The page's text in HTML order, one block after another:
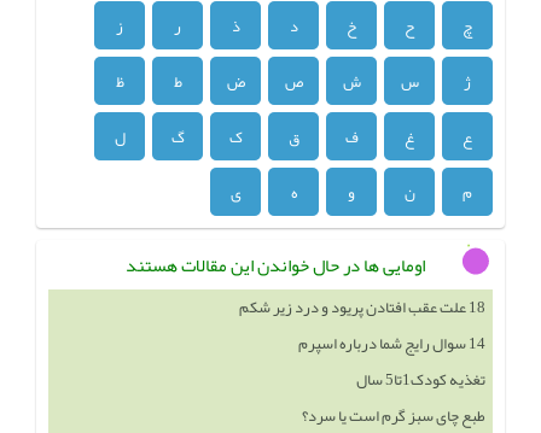
چ
ح خ د ذ ر
ز
ژ
س ش ص ض ط
ظ
ع
غ ف ق ک گ
ل
م
ن و ه ی
اومایی ها در حال خواندن این مقالات هستند
18 علت عقب افتادن پریود و درد زیر شکم
14 سوال رایج شما درباره اسپرم
تغذیه کودک1تا5 سال
طبع چای سبز گرم است یا سرد؟